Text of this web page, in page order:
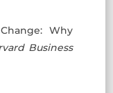
Why
Business